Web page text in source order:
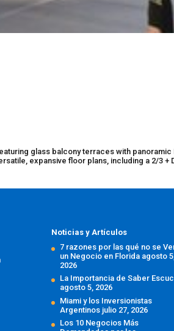
glass balcony terraces with panoramic
expansive floor plans, including a 2/3 +
Noticias y Artículos
7 razones por las qué no se
un Negocio en Florida agosto 5,
2026
La Importancia de Saber
agosto 5, 2026
Miami y los Inversionistas
Argentinos julio 27, 2026
Los 10 Negocios Más